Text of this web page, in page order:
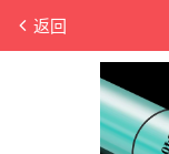
返回